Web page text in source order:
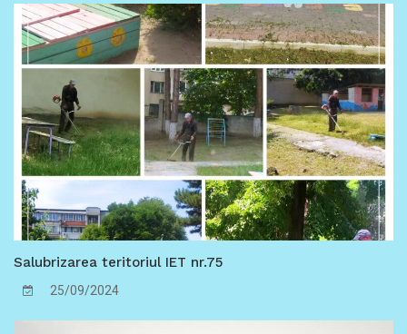
energetice a instituțiilor de educație timpurie din
Chișinău.
Salubrizarea teritoriul IET nr.75
25/09/2024